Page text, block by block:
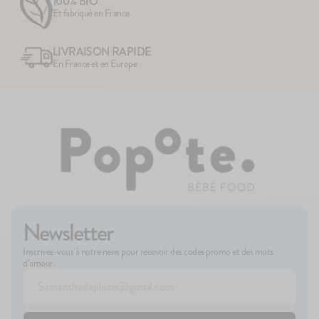
Et fabriqué en France
LIVRAISON RAPIDE
En France et en Europe
Newsletter
Inscrivez-vous à notre news pour recevoir des codes promo et des mots
d’amour.